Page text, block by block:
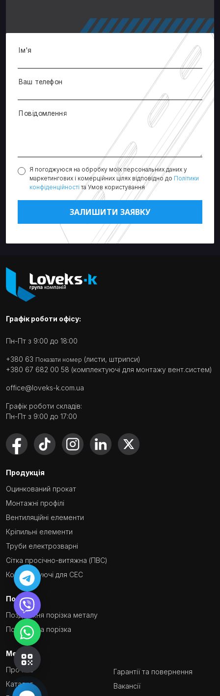
Ім'я
Ваш телефон
Повідомлення
Я погоджуюся на обробку моїх персональних даних у
маркетингових і комерційних цілях відповідно до Політики
конфіденційності та Умов користування
Графік роботи офісу:
Пн-Пт з 9:00 до 18:00
+380 63 Показати номер (листи, штрипси)
+380 67 682 00 58 (комплектуючі для монтажу вент.систем)
office@loveks-k.com.ua
Графік роботи складів:
Пн-Пт з 9:00 до 17:00
Продукція
Оцинкований прокат
Монтажні профілі
Вентиляційні елементи
Кріпильні елементи
Труби електрозварні
Сітка просічно-витяжна (ПВС)
Комплектуючі для СЕС
Послуги
Поздовжня порізка металу
Поперечна порізка
Меню
Про нас
Каталог
Гарантії та повернення
Вакансії